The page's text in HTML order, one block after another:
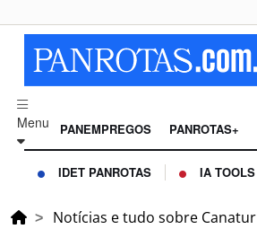
Menu PANEMPREGOS PANROTAS+
IDET PANROTAS IA TOOLS
Notícias e tudo sobre Canatur